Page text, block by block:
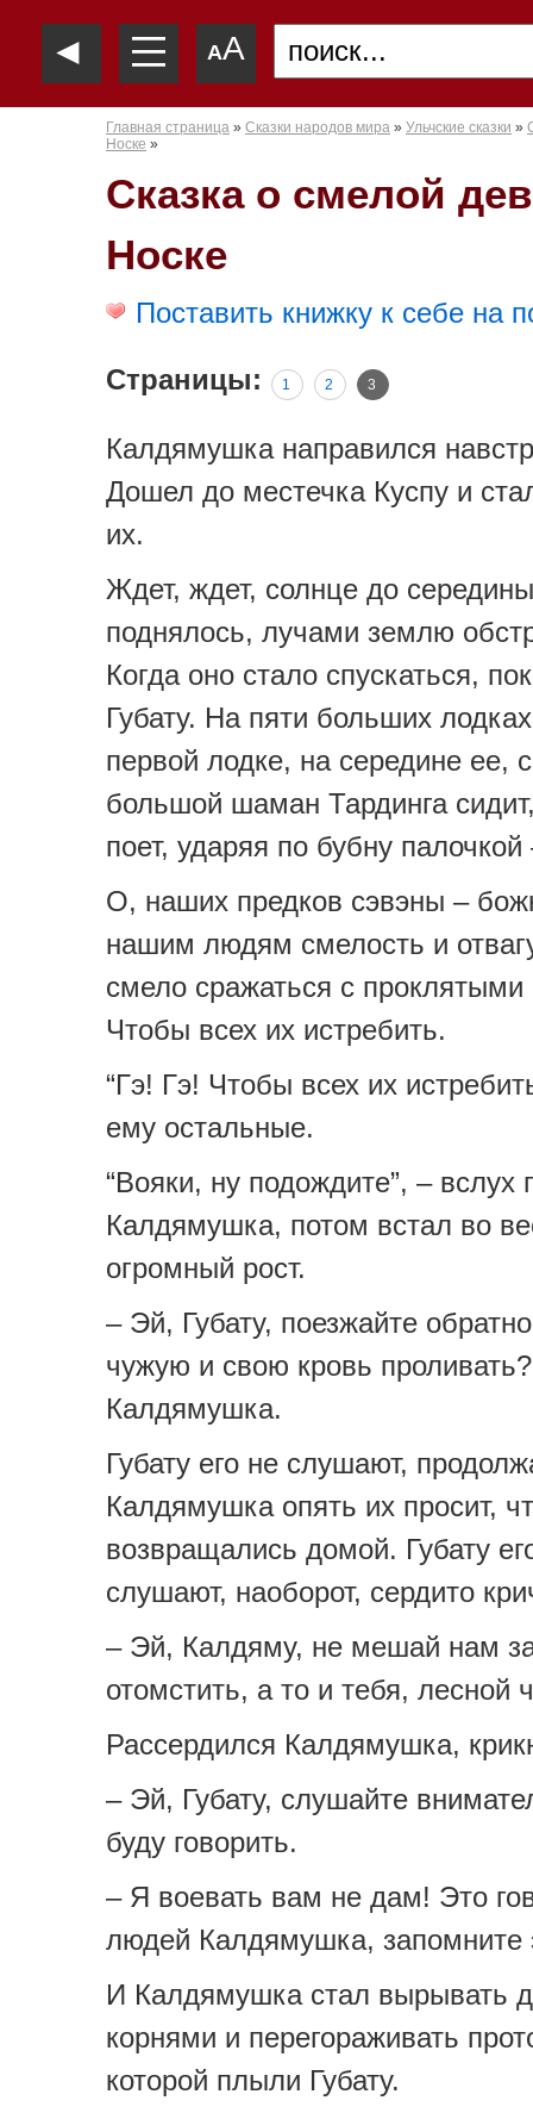
◄ —
—
— AA
Главная страница » Сказки народов мира » Ульчские сказки »
Носке »
Сказка о смелой
Носке
Поставить книжку к себе на
Страницы: 1 2 3
Калдямушка направился
Дошел до местечка Куспу и
их.
Ждет, ждет, солнце до
поднялось, лучами землю
Когда оно стало спускаться,
Губату. На пяти больших
первой лодке, на середине ее,
большой шаман Тардинга
поет, ударяя по бубну палочкой
О, наших предков сэвэны –
нашим людям смелость и
смело сражаться с
Чтобы всех их истребить.
“Гэ! Гэ! Чтобы всех их
ему остальные.
“Вояки, ну подождите”, – вслух
Калдямушка, потом встал во
огромный рост.
– Эй, Губату, поезжайте
чужую и свою кровь
Калдямушка.
Губату его не слушают,
Калдямушка опять их просит,
возвращались домой. Губату
слушают, наоборот, сердито
– Эй, Калдяму, не мешай нам
отомстить, а то и тебя, лесной
Рассердился Калдямушка,
– Эй, Губату, слушайте
буду говорить.
– Я воевать вам не дам! Это
людей Калдямушка, запомните
И Калдямушка стал вырывать
корнями и перегораживать
которой плыли Губату.